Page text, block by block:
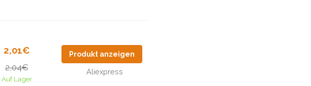
2,01€
2,04€
Auf Lager
Produkt anzeigen
Aliexpress